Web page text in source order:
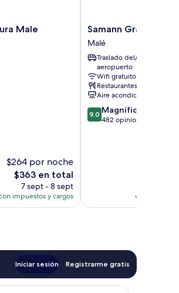
Male
$264 por noche
El
precio
actual
es
$363 en total
7 sept - 8 sept
impuestos y cargos
Samann
Grand
Malé
Samann Grand
Malé
Traslado del/al
aeropuerto
Wifi gratuito
Restaurantes
Aire acondicionado
9.0
de
9.0 Magnífico
482 opiniones
Iniciar sesión Registrarme gratis